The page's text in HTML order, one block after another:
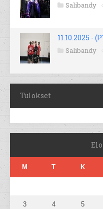
Salibandy
11.10.2025 -
Salibandy
Tulokset
M T K
3 4 5